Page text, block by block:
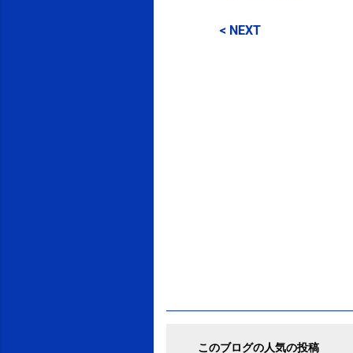
メ
< NEXT
このブログの人気の投稿